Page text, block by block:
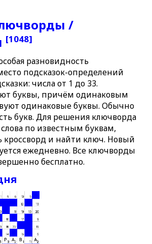
/
[1048]
разновидность
подсказок-определений
числа от 1 до 33.
буквы, причём одинаковым
одинаковые буквы. Обычно
букв. Для решения ключворда
по известным буквам,
кроссворд и найти ключ. Новый
ежедневно. Все ключворды
бесплатно.